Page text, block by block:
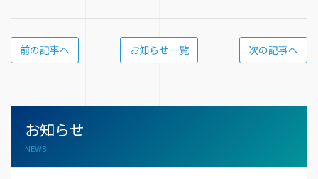
前の記事へ お知らせ一覧 次の記事へ
お知らせ
NEWS